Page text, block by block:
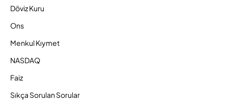
Döviz Kuru
Ons
Menkul Kıymet
NASDAQ
Faiz
Sıkça Sorulan Sorular